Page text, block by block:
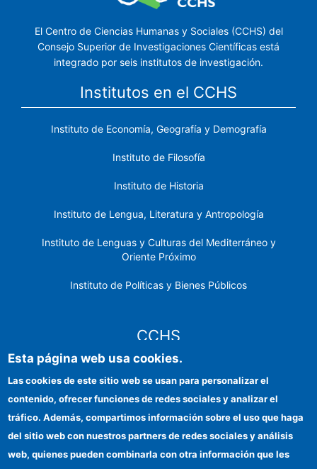
El Centro de Ciencias Humanas y Sociales (CCHS) del
Consejo Superior de Investigaciones Científicas está
integrado por seis institutos de investigación.
Institutos en el CCHS
Instituto de Economía, Geografía y Demografía
Instituto de Filosofía
Instituto de Historia
Instituto de Lengua, Literatura y Antropología
Instituto de Lenguas y Culturas del Mediterráneo y
Oriente Próximo
Instituto de Políticas y Bienes Públicos
CCHS
Identidad institucional
Ayudas FEDER
Esta página web usa cookies.
Las cookies de este sitio web se usan para personalizar el
contenido, ofrecer funciones de redes sociales y analizar el
tráfico. Además, compartimos información sobre el uso que haga
del sitio web con nuestros partners de redes sociales y análisis
web, quienes pueden combinarla con otra información que les